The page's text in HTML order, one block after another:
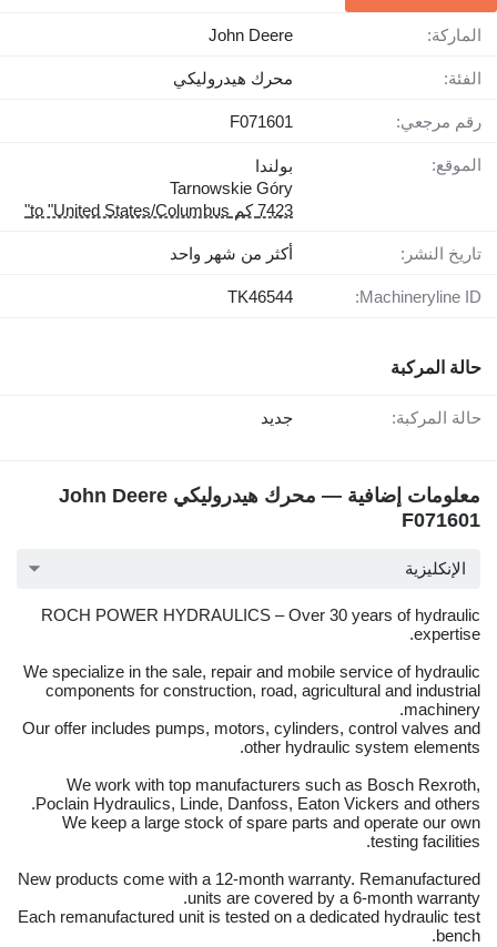
الماركة: John Deere
الفئة: محرك هيدروليكي
رقم مرجعي: F071601
الموقع:
بولندا
Tarnowskie Góry
7423 كم to "United States/Columbus"
تاريخ النشر: أكثر من شهر واحد
Machineryline ID:
TK46544
حالة المركبة
حالة المركبة: جديد
معلومات إضافية — محرك هيدروليكي John Deere
F071601
الإنكليزية
ROCH POWER HYDRAULICS – Over 30 years of hydraulic
expertise.
We specialize in the sale, repair and mobile service of hydraulic
components for construction, road, agricultural and industrial
machinery.
Our offer includes pumps, motors, cylinders, control valves and
other hydraulic system elements.
We work with top manufacturers such as Bosch Rexroth,
Poclain Hydraulics, Linde, Danfoss, Eaton Vickers and others.
We keep a large stock of spare parts and operate our own
testing facilities.
New products come with a 12-month warranty. Remanufactured
units are covered by a 6-month warranty.
Each remanufactured unit is tested on a dedicated hydraulic test
bench.